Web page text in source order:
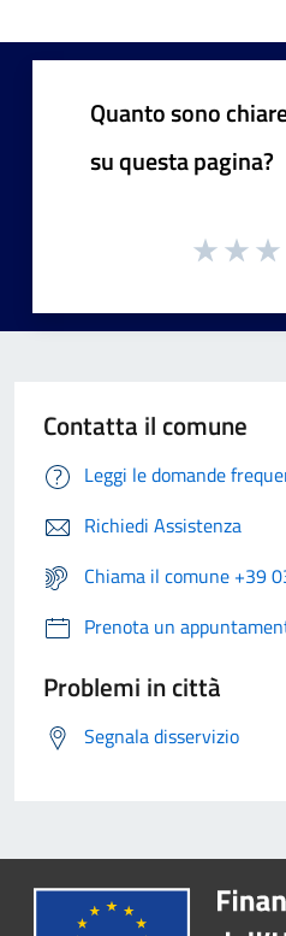
Quanto sono
su questa pagina?
Contatta il comune
Leggi le domande
Richiedi Assistenza
Chiama il comune +39
Prenota un
Problemi in città
Segnala disservizio